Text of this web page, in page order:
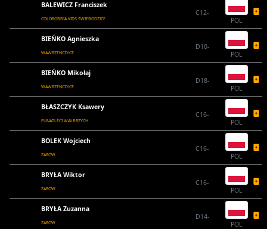
BALEWICZ Franciszek
COLOROBBIA KIDS ŚWIEBODZICE
C12-
POL
BIEŃKO Agnieszka
WAWRZEŃCZYCE
D10-
POL
BIEŃKO Mikołaj
WAWRZEŃCZYCE
D18-
POL
BŁASZCZYK Ksawery
FUNATLECI WAŁBRZYCH
C16-
POL
BOLEK Wojciech
ŻARÓW
C16-
POL
BRYŁA Wiktor
ŻARÓW
C16-
POL
BRYŁA Zuzanna
ŻARÓW
D14-
POL